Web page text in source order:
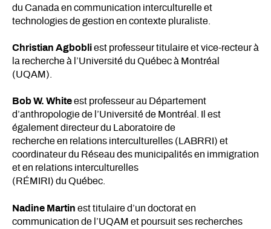
du Canada en communication interculturelle et
technologies de gestion en contexte pluraliste.
Christian Agbobliest professeur titulaire et vice-recteur à
la recherche à l’Université du Québec à Montréal
(UQAM).
Bob W. Whiteest professeur au Département
d’anthropologie de l’Université de Montréal. Il est
également directeur du Laboratoire de
recherche en relations interculturelles (LABRRI) et
coordinateur du Réseau des municipalités en immigration
et en relations interculturelles
(RÉMIRI) du Québec.
Nadine Martin est titulaire d’un doctorat en
communication de l’UQAM et poursuit ses recherches